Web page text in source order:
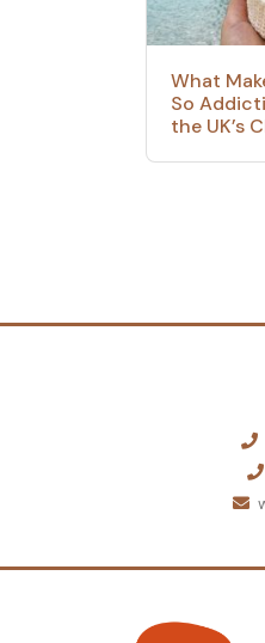
What
So
the UK’s